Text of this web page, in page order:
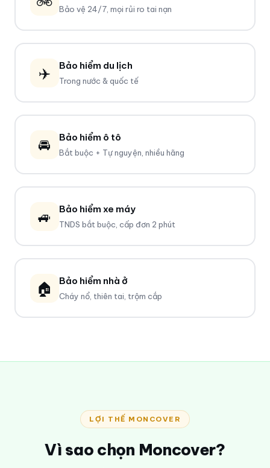
Bảo vệ 24/7, mọi rủi ro tai nạn
✈️ Bảo hiểm du lịch
Trong nước & quốc tế
🚘 Bảo hiểm ô tô
Bắt buộc + Tự nguyện, nhiều hãng
🚙 Bảo hiểm xe máy
TNDS bắt buộc, cấp đơn 2 phút
🏠 Bảo hiểm nhà ở
Cháy nổ, thiên tai, trộm cắp
LỢI THẾ MONCOVER
Vì sao chọn Moncover?